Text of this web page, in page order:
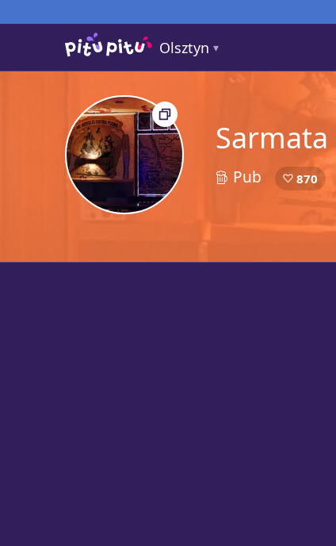
Olsztyn
Sarmata
2 Pub 870